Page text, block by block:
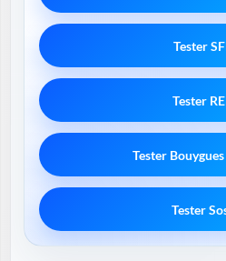
Tester
Tester
Tester
Tester